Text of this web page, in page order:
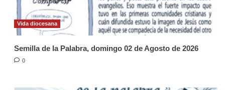
Vida diocesana
Semilla de la Palabra, domingo 02 de Agosto de 2026
0